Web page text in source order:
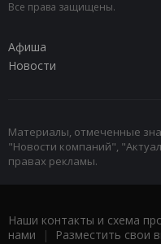
Все права защищены.
Афиша
Новости
Материалы, отмеченные
"Новости компаний",
правах рекламы.
Наши контакты и схема
нами | Разместить свои